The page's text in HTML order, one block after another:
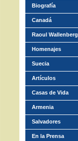
Biografía
Canadá
Raoul Wallenberg
Homenajes
Suecia
Artículos
Casas de Vida
Armenia
Salvadores
En la Prensa